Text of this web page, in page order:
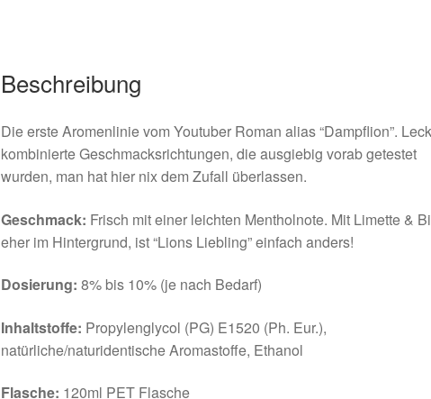
Beschreibung
Die erste Aromenlinie vom Youtuber Roman alias “Dampflion”.
kombinierte Geschmacksrichtungen, die ausgiebig vorab getestet
wurden, man hat hier nix dem Zufall überlassen.
Geschmack: Frisch mit einer leichten Mentholnote. Mit Limette &
eher im Hintergrund, ist “Lions Liebling” einfach anders!
Dosierung: 8% bis 10% (je nach Bedarf)
Inhaltstoffe: Propylenglycol (PG) E1520 (Ph. Eur.),
natürliche/naturidentische Aromastoffe, Ethanol
Flasche: 120ml PET Flasche